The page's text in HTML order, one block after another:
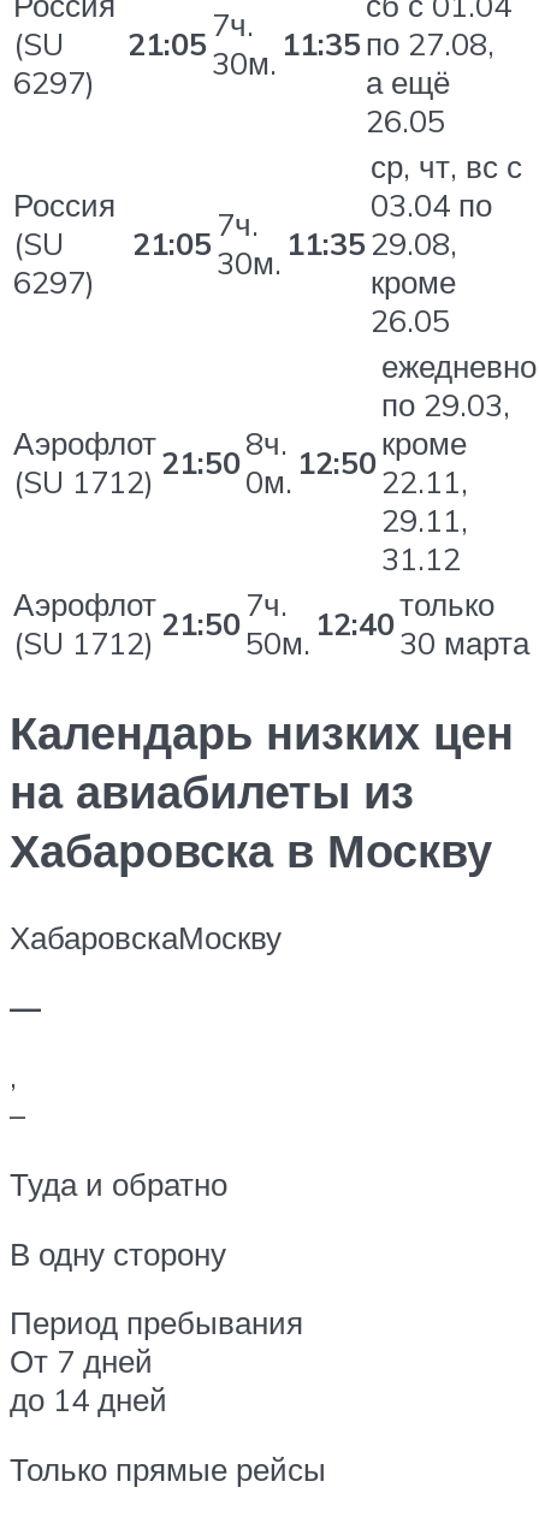
(SU
6297)
21:057ч.
30м. 11:35по 27.08,
а ещё
26.05
Россия
(SU
6297)
21:057ч.
30м. 11:35
ср, чт, вс с
03.04 по
29.08,
кроме
26.05
Аэрофлот
(SU 1712) 21:508ч.
0м. 12:50
ежедневно
по 29.03,
кроме
22.11,
29.11,
31.12
Аэрофлот
(SU 1712) 21:507ч.
50м. 12:40только
30 марта
Календарь низких цен
на авиабилеты из
Хабаровска в Москву
ХабаровскаМоскву
—
,
–
Туда и обратно
В одну сторону
Период пребывания
От 7 дней
до 14 дней
Только прямые рейсы